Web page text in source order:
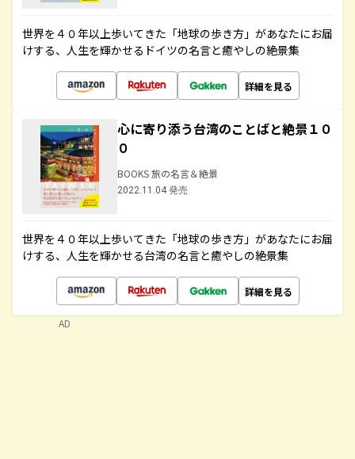
世界を４０年以上歩いてきた「地球の歩き方」があなたにお届
けする、人生を輝かせるドイツの名言と癒やしの絶景集
詳細を見る
心に寄り添う台湾のことばと絶景１０
０
BOOKS 旅の名言＆絶景
2022.11.04 発売
世界を４０年以上歩いてきた「地球の歩き方」があなたにお届
けする、人生を輝かせる台湾の名言と癒やしの絶景集
詳細を見る
AD